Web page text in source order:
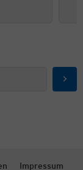
Impressum